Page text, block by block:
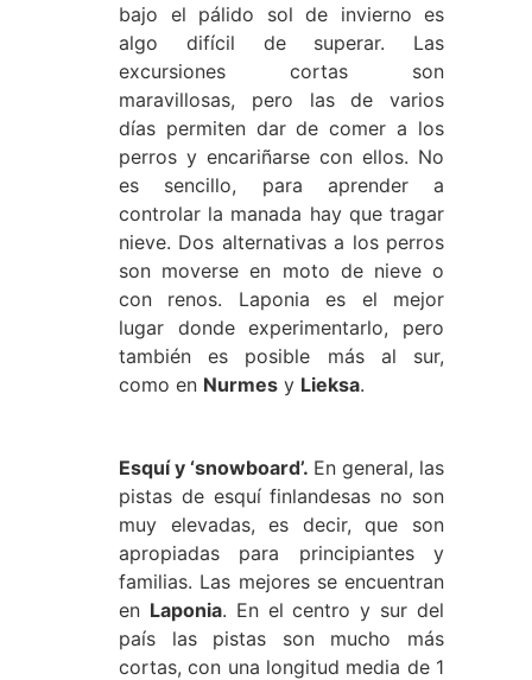
bajo el pálido sol de invierno es
algo difícil de superar. Las
excursiones cortas son
maravillosas, pero las de varios
días permiten dar de comer a los
perros y encariñarse con ellos. No
es sencillo, para aprender a
controlar la manada hay que tragar
nieve. Dos alternativas a los perros
son moverse en moto de nieve o
con renos. Laponia es el mejor
lugar donde experimentarlo, pero
también es posible más al sur,
como en Nurmes y Lieksa.
Esquí y ‘snowboard’. En general, las
pistas de esquí finlandesas no son
muy elevadas, es decir, que son
apropiadas para principiantes y
familias. Las mejores se encuentran
en Laponia. En el centro y sur del
país las pistas son mucho más
cortas, con una longitud media de 1